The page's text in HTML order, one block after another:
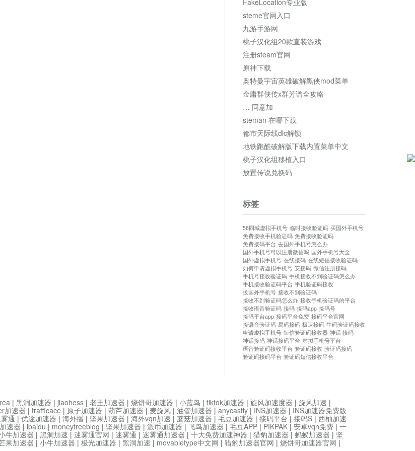
FakeLocation专业版
steme官网入口
九游手游网
桃子汉化组20款直装游戏
注册steam官网
原神下载
奥特曼宇宙英雄破解黑侠mod菜单
金庸群侠传x群芳谱全攻略
… 同意加
steman 在哪下载
都市天际线dlc解锁
地铁跑酷破解版下载内置菜单中文
桃子汉化组移植入口
放置传说兑换码
标签
58同城虚拟手机号 临时接收验证码 买国外手机号
免费接收手机验证码 免费接收验证码
免费接码平台 去国外手机号怎么办
国外手机号可以注册微信吗 国外手机号大全
国外虚拟手机号 在线接码 在线短信接收验证码
如何申请虚拟手机号 安接码 微信注册接码
手机号接收验证码 手机接收不到验证码怎么办
手机接收验证码平台 手机验证码接收
拔国外手机号 接收不到验证码
接收不到验证码怎么办 接收手机验证码的平台
接收语音验证码 接码 接码app 接码号
接码平台app 接码平台免费 接码平台官网
接语音验证码 易码接码 极速接码 牛码验证码接收
申请虚拟手机号 短信验证码接收器 神话 接码
神话接码 神话接码平台 虚拟手机号平台
语音验证码接收平台 验证码接收 验证码接码
验证码接码平台 验证码短信接收平台
| 黑洞加速器 | jiaohess | 老王加速器 | 烧饼哥加速器 | 小蓝鸟 | tiktok加速器 | 旋风加速度器 | 旋风加速 |
加速器 | trafficace | 原子加速器 | 葫芦加速器 | 麦旋风 | 油管加速器 | anycastly | INS加速器 | INS加速器免费版
通 | 优途加速器 | 海外播 | 坚果加速器 | 海外vqn加速 | 蘑菇加速器 | 毛豆加速器 | 接码平台 | 接码S | 西柚加速
速器 | ibaidu | moneytreeblog | 坚果加速器 | 派币加速器 | 飞鸟加速器 | 毛豆APP | PIKPAK | 安卓vqn免费 | 一
牛加速器 | 黑洞加速 | 迷雾通官网 | 迷雾通 | 迷雾通加速器 | 十大免费加速神器 | 猎豹加速器 | 蚂蚁加速器 | 坚
果加速器 | 小牛加速器 | 极光加速器 | 黑洞加速 | movabletype中文网 | 猎豹加速器官网 | 烧饼哥加速器官网 |